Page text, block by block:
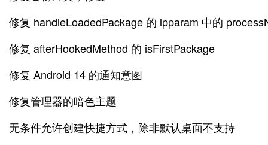
修复 handleLoadedPackage 的 lpparam 中的
修复 afterHookedMethod 的 isFirstPackage
修复 Android 14 的通知意图
修复管理器的暗色主题
无条件允许创建快捷方式，除非默认桌面不支持